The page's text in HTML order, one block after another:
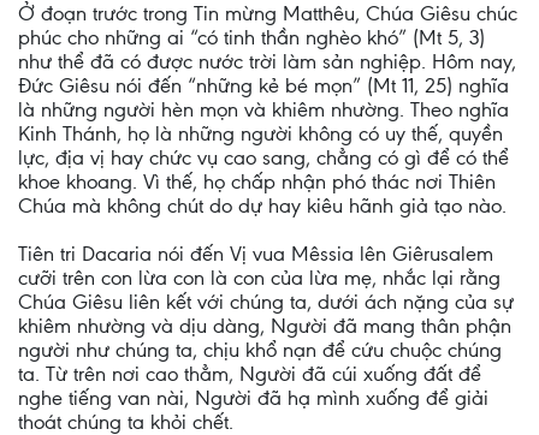
Ở đoạn trước trong Tin mừng Matthêu, Chúa Giêsu chúc
phúc cho những ai “có tinh thần nghèo khó” (Mt 5, 3)
như thể đã có được nước trời làm sản nghiệp. Hôm nay,
Đức Giêsu nói đến “những kẻ bé mọn” (Mt 11, 25) nghĩa
là những người hèn mọn và khiêm nhường. Theo nghĩa
Kinh Thánh, họ là những người không có uy thế, quyền
lực, địa vị hay chức vụ cao sang, chẳng có gì để có thể
khoe khoang. Vì thế, họ chấp nhận phó thác nơi Thiên
Chúa mà không chút do dự hay kiêu hãnh giả tạo nào.
Tiên tri Dacaria nói đến Vị vua Mêssia lên Giêrusalem
cưỡi trên con lừa con là con của lừa mẹ, nhắc lại rằng
Chúa Giêsu liên kết với chúng ta, dưới ách nặng của sự
khiêm nhường và dịu dàng, Người đã mang thân phận
người như chúng ta, chịu khổ nạn để cứu chuộc chúng
ta. Từ trên nơi cao thẳm, Người đã cúi xuống đất để
nghe tiếng van nài, Người đã hạ mình xuống để giải
thoát chúng ta khỏi chết.